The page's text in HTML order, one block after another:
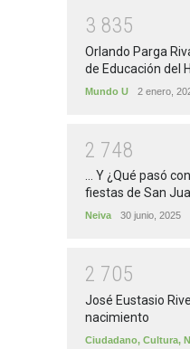
3 835
Orlando Parga
de Educación del
Mundo U 2 enero,
2 748
... Y ¿Qué pasó
fiestas de San
Neiva 30 junio, 2025
2 705
José Eustasio
nacimiento
Ciudadano, Cultura,